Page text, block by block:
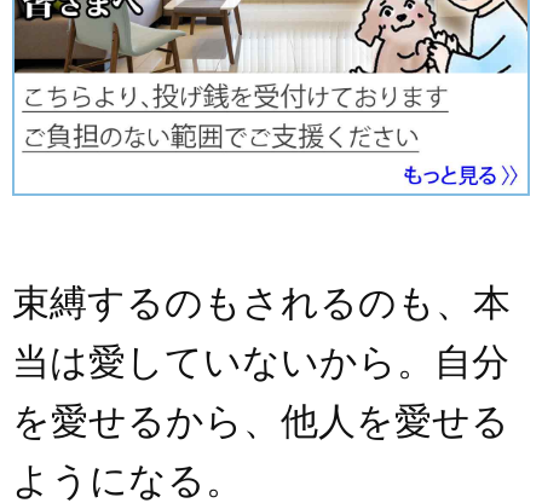
束縛するのもされるのも、本
当は愛していないから。自分
を愛せるから、他人を愛せる
ようになる。